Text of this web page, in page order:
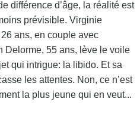
différence d’âge, la réalité est
prévisible. Virginie
ans, en couple avec
Delorme, 55 ans, lève le voile
qui intrigue: la libido. Et sa
les attentes. Non, ce n’est
la plus jeune qui en veut...